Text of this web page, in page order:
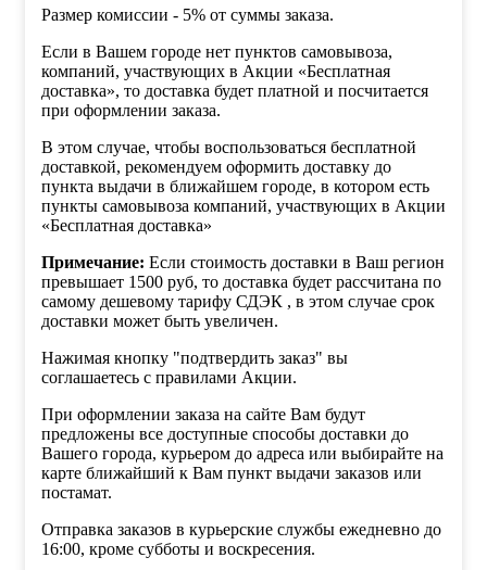
Размер комиссии - 5% от суммы заказа.
Если в Вашем городе нет пунктов самовывоза,
компаний, участвующих в Акции «Бесплатная
доставка», то доставка будет платной и посчитается
при оформлении заказа.
В этом случае, чтобы воспользоваться бесплатной
доставкой, рекомендуем оформить доставку до
пункта выдачи в ближайшем городе, в котором есть
пункты самовывоза компаний, участвующих в Акции
«Бесплатная доставка»
Примечание: Если стоимость доставки в Ваш регион
превышает 1500 руб, то доставка будет рассчитана по
самому дешевому тарифу СДЭК , в этом случае срок
доставки может быть увеличен.
Нажимая кнопку "подтвердить заказ" вы
соглашаетесь с правилами Акции.
При оформлении заказа на сайте Вам будут
предложены все доступные способы доставки до
Вашего города, курьером до адреса или выбирайте на
карте ближайший к Вам пункт выдачи заказов или
постамат.
Отправка заказов в курьерские службы ежедневно до
16:00, кроме субботы и воскресения.